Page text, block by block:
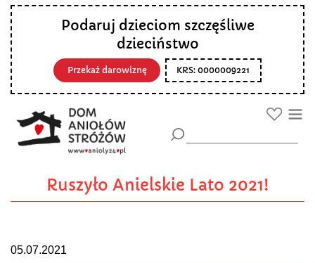
Podaruj dzieciom szczęśliwe
dzieciństwo
Przekaż darowiznę KRS: 0000009221
Ruszyło Anielskie Lato 2021!
05.07.2021